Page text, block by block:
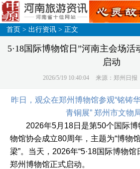
首页 >出行资讯 > 正文
5·18国际博物馆日”河南主会场
启动
2026/5/19 10:40:04 来源：郑州日报
昨日，观众在郑州博物馆参观“铭
青铜展” 郑州市文物
2026年5月18日是第50个国际
物馆协会成立80周年，主题为“博物
梁”。当天，2026年“5·18国际博物馆
郑州博物馆正式启动。